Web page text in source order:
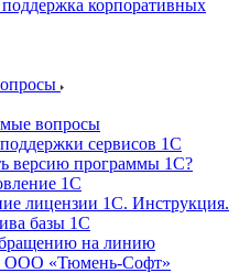
корпоративных
вопросы
сервисов 1С
версию программы 1С?
1С
лицензии 1С. Инструкция.
базы 1С
на линию
ООО «Тюмень-Софт»